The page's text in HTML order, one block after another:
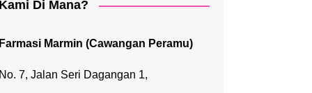
Kami Di Mana?
Farmasi Marmin (Cawangan Peramu)
No. 7, Jalan Seri Dagangan 1,